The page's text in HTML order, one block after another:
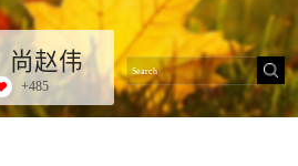
尚赵伟
+485